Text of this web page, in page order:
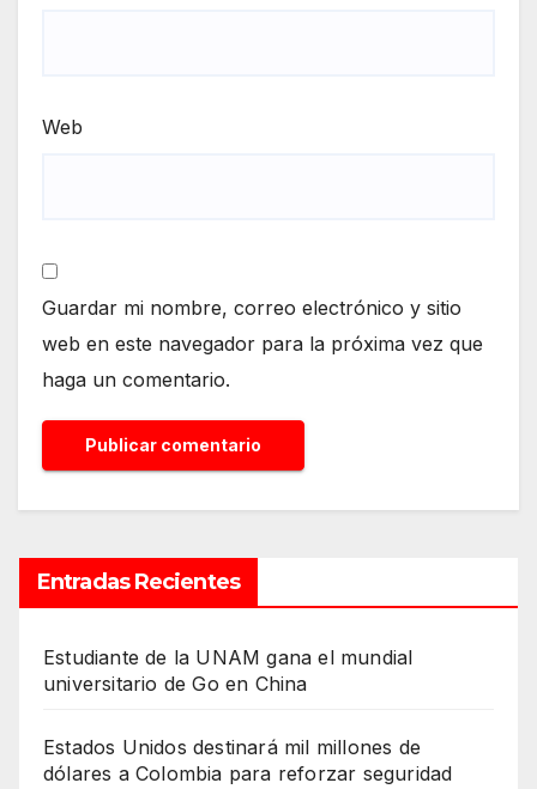
Web
Guardar mi nombre, correo electrónico y sitio
web en este navegador para la próxima vez que
haga un comentario.
Entradas Recientes
Estudiante de la UNAM gana el mundial
universitario de Go en China
Estados Unidos destinará mil millones de
dólares a Colombia para reforzar seguridad